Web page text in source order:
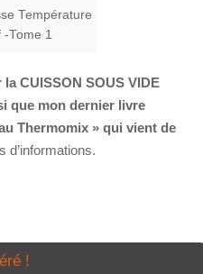
Température
-Tome 1
CUISSON SOUS VIDE
que mon dernier livre
Thermomix » qui vient de
d’informations.
!